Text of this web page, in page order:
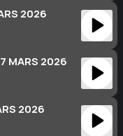
2026
MARS 2026
2026